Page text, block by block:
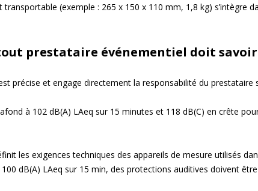
(exemple : 265 x 150 x 110 mm, 1,8 kg) s’intègre
prestataire événementiel doit savoir
précise et engage directement la responsabilité du prestataire
à 102 dB(A) LAeq sur 15 minutes et 118 dB(C) en crête
les exigences techniques des appareils de mesure utilisés
dB(A) LAeq sur 15 min, des protections auditives doivent